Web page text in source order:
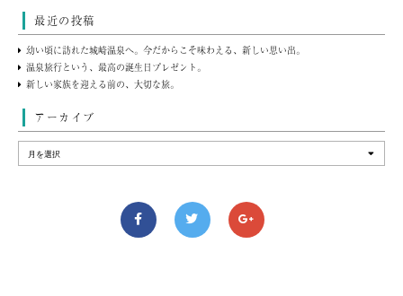
最近の投稿
幼い頃に訪れた城崎温泉へ。今だからこそ味わえる、新しい思い出。
温泉旅行という、最高の誕生日プレゼント。
新しい家族を迎える前の、大切な旅。
アーカイブ